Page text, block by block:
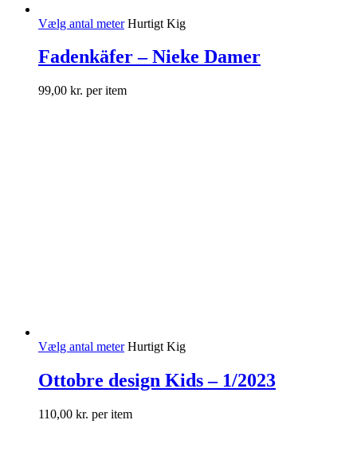
Vælg antal meter Hurtigt Kig
Fadenkäfer – Nieke Damer
99,00 kr. per item
Vælg antal meter Hurtigt Kig
Ottobre design Kids – 1/2023
110,00 kr. per item